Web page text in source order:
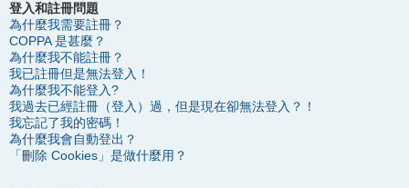
登入和註冊問題
為什麼我需要註冊？
COPPA 是甚麼？
為什麼我不能註冊？
我已註冊但是無法登入！
為什麼我不能登入?
我過去已經註冊（登入）過，但是現在卻無法登入？！
我忘記了我的密碼！
為什麼我會自動登出？
「刪除 Cookies」是做什麼用？